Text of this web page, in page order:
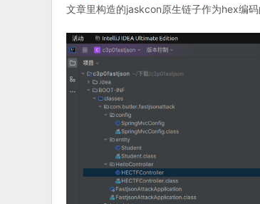
文章里构造的jaskcon原生链子作为hex编